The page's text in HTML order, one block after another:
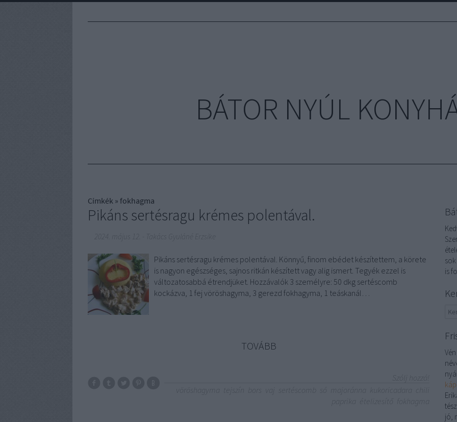
BÁTOR NYÚL
Címkék » fokhagma
Pikáns sertésragu krémes polentával.
Pikáns sertésragu krémes polentával. Könnyű, finom ebédet készítettem, a körete
is nagyon egészséges, sajnos ritkán készített vagy alig ismert. Tegyék ezzel is
változatosabbá étrendjüket. Hozzávalók 3 személyre: 50 dkg sertéscomb
kockázva, 1 fej vöröshagyma, 3 gerezd fokhagyma, 1 teáskanál…
TOVÁBB
is
jó,